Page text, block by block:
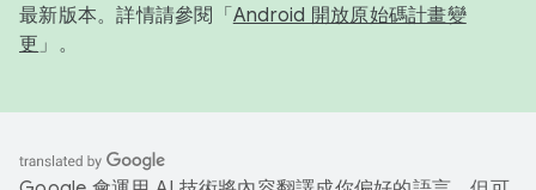
最新版本。詳情請參閱「 Android 開放原始碼計畫變
更 」。